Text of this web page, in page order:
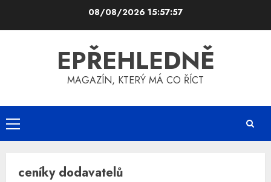
08/08/2026 15:57:57
EPŘEHLEDNĚ
MAGAZÍN, KTERÝ MÁ CO ŘÍCT
Primary
Menu
ceníky dodavatelů